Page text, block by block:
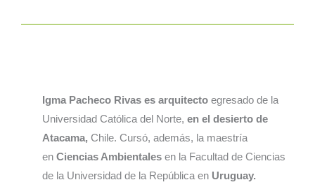
Igma Pacheco Rivas es arquitecto egresado de la
Universidad Católica del Norte, en el desierto de
Atacama, Chile. Cursó, además, la maestría
en Ciencias Ambientales en la Facultad de Ciencias
de la Universidad de la República en Uruguay.